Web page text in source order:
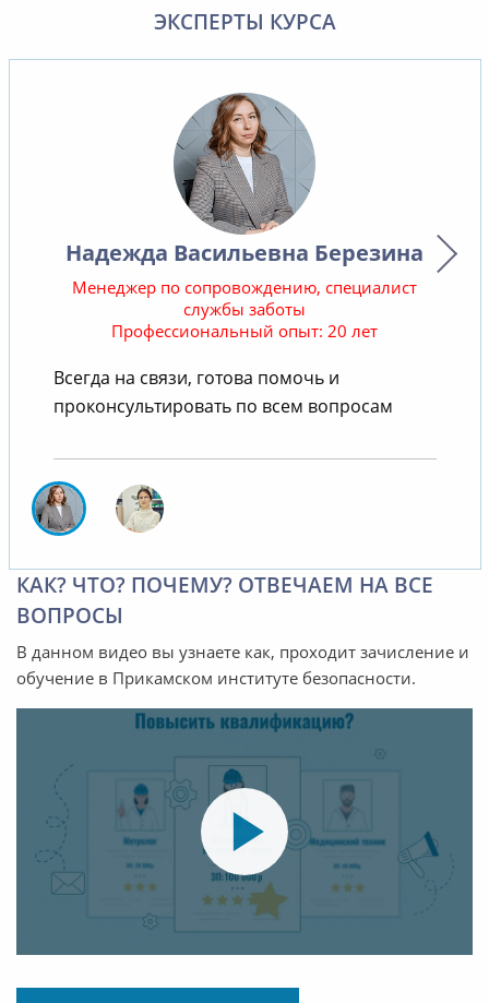
ЭКСПЕРТЫ КУРСА
Надежда Васильевна Березина
Менеджер по сопровождению, специалист
службы заботы
Профессиональный опыт: 20 лет
Всегда на связи, готова помочь и
проконсультировать по всем вопросам
КАК? ЧТО? ПОЧЕМУ? ОТВЕЧАЕМ НА ВСЕ
ВОПРОСЫ
В данном видео вы узнаете как, проходит зачисление и
обучение в Прикамском институте безопасности.